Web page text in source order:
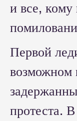
и все, кому
Первой
возможном
протеста.